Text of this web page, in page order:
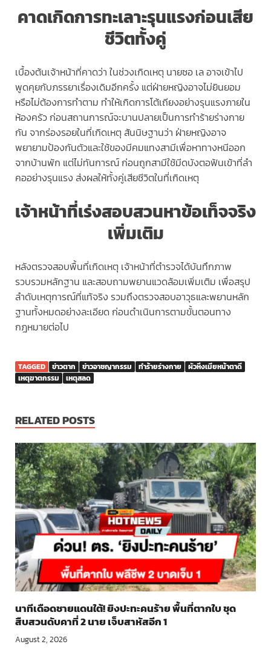
คาดเกิดการทะเลาะรุนแรงก่อนเสีย
ชีวิตทั้งคู่
เบื้องต้นเจ้าหน้าที่คาดว่า ในช่วงเกิดเหตุ นายซอ เล อาจเข้าไป
พูดคุยกับภรรยาเรื่องเดิมอีกครั้ง แต่ฝ่ายหญิงอาจไม่ยินยอม
หรือไม่ต้องการทำตาม ทำให้เกิดการโต้เถียงอย่างรุนแรงภายใน
ห้องครัว ก่อนสถานการณ์จะบานปลายเป็นการทำร้ายร่างกาย
กัน จากร่องรอยในที่เกิดเหตุ สันนิษฐานว่า ฝ่ายหญิงอาจ
พยายามป้องกันตัวและใช้ของมีคมแทงสามีเพื่อหาทางหนีออก
จากบ้านพัก แต่ไม่ทันการณ์ ก่อนถูกสามีใช้มีดบังตอฟันเข้าที่ลำ
คออย่างรุนแรง ส่งผลให้ทั้งคู่เสียชีวิตในที่เกิดเหตุ
เจ้าหน้าที่เร่งสอบสวนหาข้อเท็จจริง
เพิ่มเติม
หลังตรวจสอบพื้นที่เกิดเหตุ เจ้าหน้าที่ตำรวจได้บันทึกภาพ
รวบรวมหลักฐาน และสอบถามพยานแวดล้อมเพิ่มเติม เพื่อสรุป
ลำดับเหตุการณ์ที่แท้จริง รวมถึงตรวจสอบอาวุธและพยานหลัก
ฐานทั้งหมดอย่างละเอียด ก่อนดำเนินการตามขั้นตอนทาง
กฎหมายต่อไป
TAGGED ข่าวตาก ข่าวอาชญากรรม ทำร้ายร่างกาย
ผัวหึงเมียหน้าตาดี
เหตุฆาตกรรม
เหตุสลด
RELATED POSTS
นาทีเดือดชายแดนใต้! ยิงปะทะคนร้าย พื้นที่ตากใบ ชุด
สืบสวนดับคาที่ 2 นาย เจ็บสาหัสอีก 1
August 2, 2026